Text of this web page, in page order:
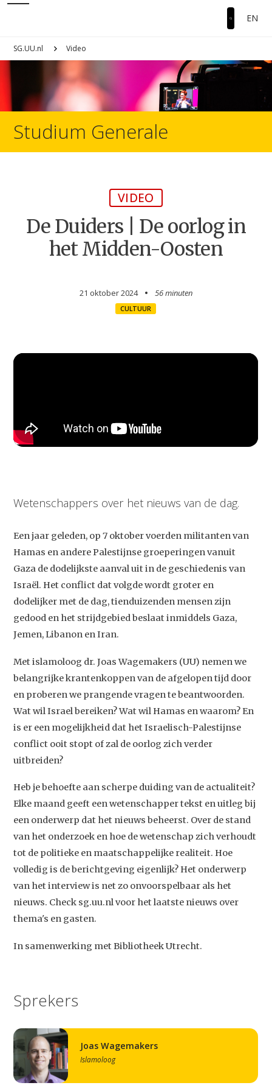
EN
SG.UU.nl Video
Studium Generale
VIDEO
De Duiders | De oorlog in
het Midden-Oosten
21 oktober 2024 56 minuten
CULTUUR
Wetenschappers over het nieuws van de dag.
Een jaar geleden, op 7 oktober voerden militanten van
Hamas en andere Palestijnse groeperingen vanuit
Gaza de dodelijkste aanval uit in de geschiedenis van
Israël. Het conflict dat volgde wordt groter en
dodelijker met de dag, tienduizenden mensen zijn
gedood en het strijdgebied beslaat inmiddels Gaza,
Jemen, Libanon en Iran.
Met islamoloog dr. Joas Wagemakers (UU) nemen we
belangrijke krantenkoppen van de afgelopen tijd door
en proberen we prangende vragen te beantwoorden.
Wat wil Israel bereiken? Wat wil Hamas en waarom? En
is er een mogelijkheid dat het Israelisch-Palestijnse
conflict ooit stopt of zal de oorlog zich verder
uitbreiden?
Heb je behoefte aan scherpe duiding van de actualiteit?
Elke maand geeft een wetenschapper tekst en uitleg bij
een onderwerp dat het nieuws beheerst. Over de stand
van het onderzoek en hoe de wetenschap zich verhoudt
tot de politieke en maatschappelijke realiteit. Hoe
volledig is de berichtgeving eigenlijk? Het onderwerp
van het interview is net zo onvoorspelbaar als het
nieuws. Check sg.uu.nl voor het laatste nieuws over
thema's en gasten.
In samenwerking met Bibliotheek Utrecht.
Sprekers
Joas Wagemakers
Islamoloog